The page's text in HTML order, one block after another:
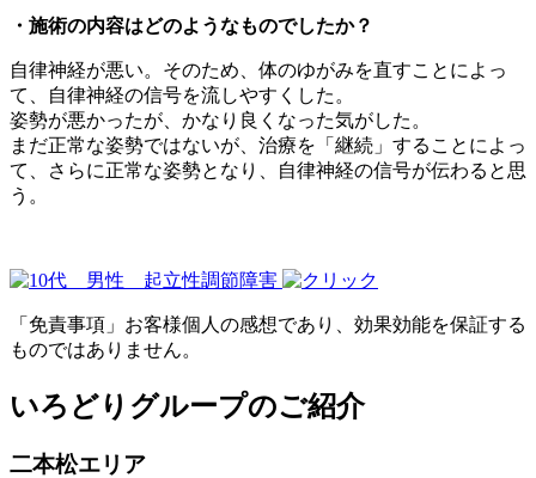
・施術の内容はどのようなものでしたか？
自律神経が悪い。そのため、体のゆがみを直すことによっ
て、自律神経の信号を流しやすくした。
姿勢が悪かったが、かなり良くなった気がした。
まだ正常な姿勢ではないが、治療を「継続」することによっ
て、さらに正常な姿勢となり、自律神経の信号が伝わると思
う。
「免責事項」お客様個人の感想であり、効果効能を保証する
ものではありません。
いろどりグループのご紹介
二本松エリア